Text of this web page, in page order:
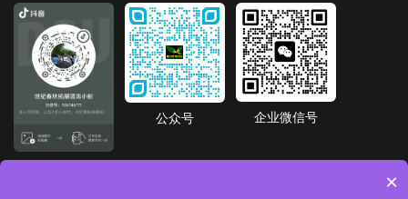
公众号 企业微信号
×